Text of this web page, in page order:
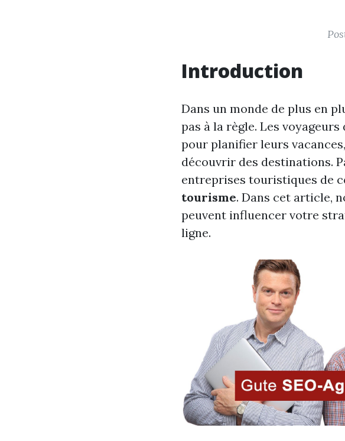
Introduction
Dans un monde de plus en
pas à la règle. Les
pour planifier leurs
découvrir des destinations.
entreprises touristiques de
tourisme. Dans cet article,
peuvent influencer votre
ligne.